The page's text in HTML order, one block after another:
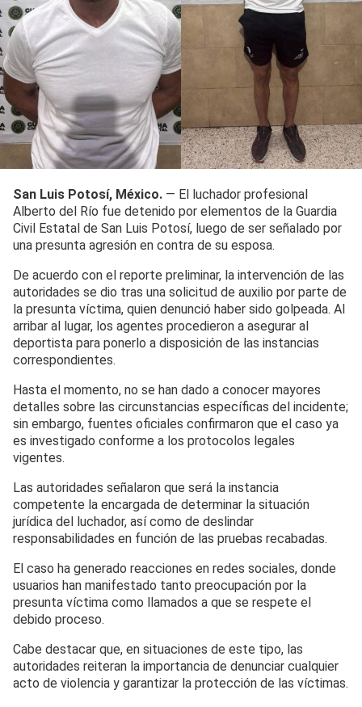
San Luis Potosí, México. — El luchador profesional
Alberto del Río fue detenido por elementos de la Guardia
Civil Estatal de San Luis Potosí, luego de ser señalado por
una presunta agresión en contra de su esposa.
De acuerdo con el reporte preliminar, la intervención de las
autoridades se dio tras una solicitud de auxilio por parte de
la presunta víctima, quien denunció haber sido golpeada. Al
arribar al lugar, los agentes procedieron a asegurar al
deportista para ponerlo a disposición de las instancias
correspondientes.
Hasta el momento, no se han dado a conocer mayores
detalles sobre las circunstancias específicas del incidente;
sin embargo, fuentes oficiales confirmaron que el caso ya
es investigado conforme a los protocolos legales
vigentes.
Las autoridades señalaron que será la instancia
competente la encargada de determinar la situación
jurídica del luchador, así como de deslindar
responsabilidades en función de las pruebas recabadas.
El caso ha generado reacciones en redes sociales, donde
usuarios han manifestado tanto preocupación por la
presunta víctima como llamados a que se respete el
debido proceso.
Cabe destacar que, en situaciones de este tipo, las
autoridades reiteran la importancia de denunciar cualquier
acto de violencia y garantizar la protección de las víctimas.